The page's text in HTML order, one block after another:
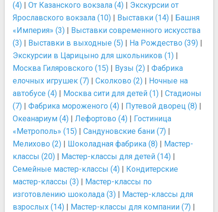
(4) | От Казанского вокзала (4) | Экскурсии от
Ярославского вокзала (10) | Выставки (14) | Башня
«Империя» (3) | Выставки современного искусства
(3) | Выставки в выходные (5) | На Рождество (39) |
Экскурсии в Царицыно для школьников (1) |
Москва Гиляровского (15) | Вузы (2) | Фабрика
елочных игрушек (7) | Сколково (2) | Ночные на
автобусе (4) | Москва сити для детей (1) | Стадионы
(7) | Фабрика мороженого (4) | Путевой дворец (8) |
Океанариум (4) | Лефортово (4) | Гостиница
«Метрополь» (15) | Сандуновские бани (7) |
Мелихово (2) | Шоколадная фабрика (8) | Мастер-
классы (20) | Мастер-классы для детей (14) |
Семейные мастер-классы (4) | Кондитерские
мастер-классы (3) | Мастер-классы по
изготовлению шоколада (3) | Мастер-классы для
взрослых (14) | Мастер-классы для компании (7) |